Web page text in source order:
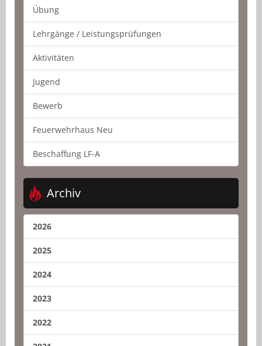
Übung
Lehrgänge / Leistungsprüfungen
Aktivitäten
Jugend
Bewerb
Feuerwehrhaus Neu
Beschaffung LF-A
Archiv
2026
2025
2024
2023
2022